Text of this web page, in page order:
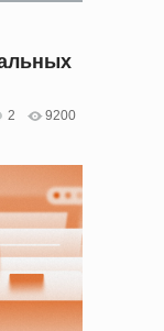
2
9200